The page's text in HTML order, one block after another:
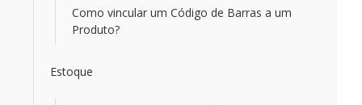
Como vincular um Código de Barras a um
Produto?
Estoque